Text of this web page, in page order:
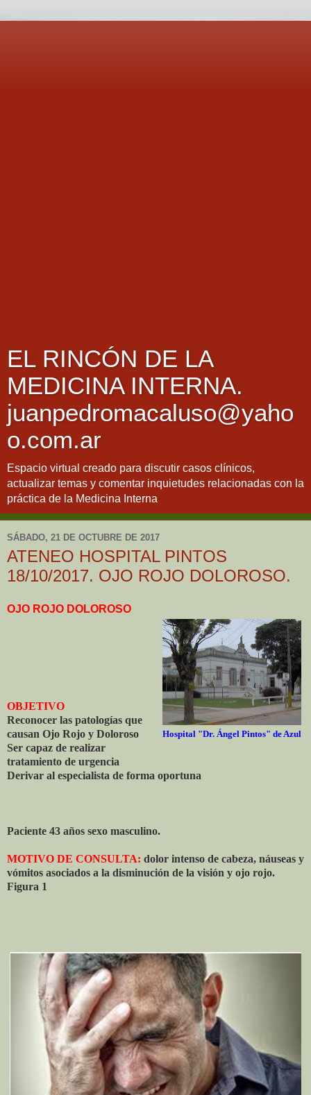
EL RINCÓN DE LA
MEDICINA INTERNA.
juanpedromacaluso@yaho
o.com.ar
Espacio virtual creado para discutir casos clínicos,
actualizar temas y comentar inquietudes relacionadas con la
práctica de la Medicina Interna
SÁBADO, 21 DE OCTUBRE DE 2017
ATENEO HOSPITAL PINTOS
18/10/2017. OJO ROJO DOLOROSO.
OJO ROJO DOLOROSO
Hospital "Dr. Ángel Pintos" de Azul
OBJETIVO
Reconocer las patologías que
causan Ojo Rojo y Doloroso
Ser capaz de realizar
tratamiento de urgencia
Derivar al especialista de forma oportuna
Paciente 43 años sexo masculino.
MOTIVO DE CONSULTA: dolor intenso de cabeza, náuseas y
vómitos asociados a la disminución de la visión y ojo rojo.
Figura 1